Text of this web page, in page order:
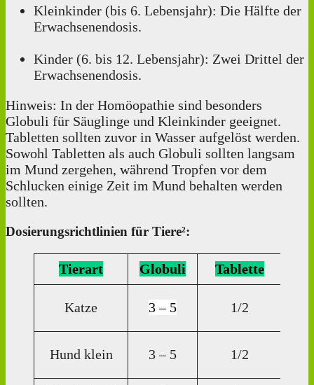
Kleinkinder (bis 6. Lebensjahr): Die Hälfte der
Erwachsenendosis.
Kinder (6. bis 12. Lebensjahr): Zwei Drittel der
Erwachsenendosis.
Hinweis: In der Homöopathie sind besonders
Globuli für Säuglinge und Kleinkinder geeignet.
Tabletten sollten zuvor in Wasser aufgelöst werden.
Sowohl Tabletten als auch Globuli sollten langsam
im Mund zergehen, während Tropfen vor dem
Schlucken einige Zeit im Mund behalten werden
sollten.
Dosierungsrichtlinien für Tiere²:
Tierart Globuli Tablette
Katze 3 – 5 1/2
Hund klein 3 – 5 1/2